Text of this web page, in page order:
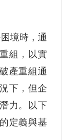
境時，通
組，以實
產重組通
下，但企
力。以下
定義與基